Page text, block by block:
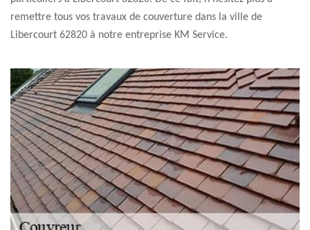
remettre tous vos travaux de couverture dans la ville de
Libercourt 62820 à notre entreprise KM Service.